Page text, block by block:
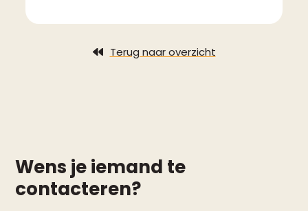
Terug naar overzicht
Wens je iemand te
contacteren?